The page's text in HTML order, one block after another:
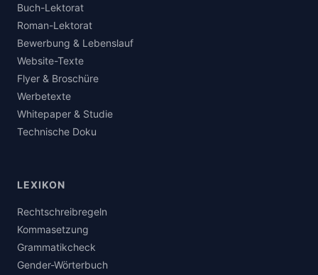
Buch-Lektorat
Roman-Lektorat
Bewerbung & Lebenslauf
Website-Texte
Flyer & Broschüre
Werbetexte
Whitepaper & Studie
Technische Doku
LEXIKON
Rechtschreibregeln
Kommasetzung
Grammatikcheck
Gender-Wörterbuch